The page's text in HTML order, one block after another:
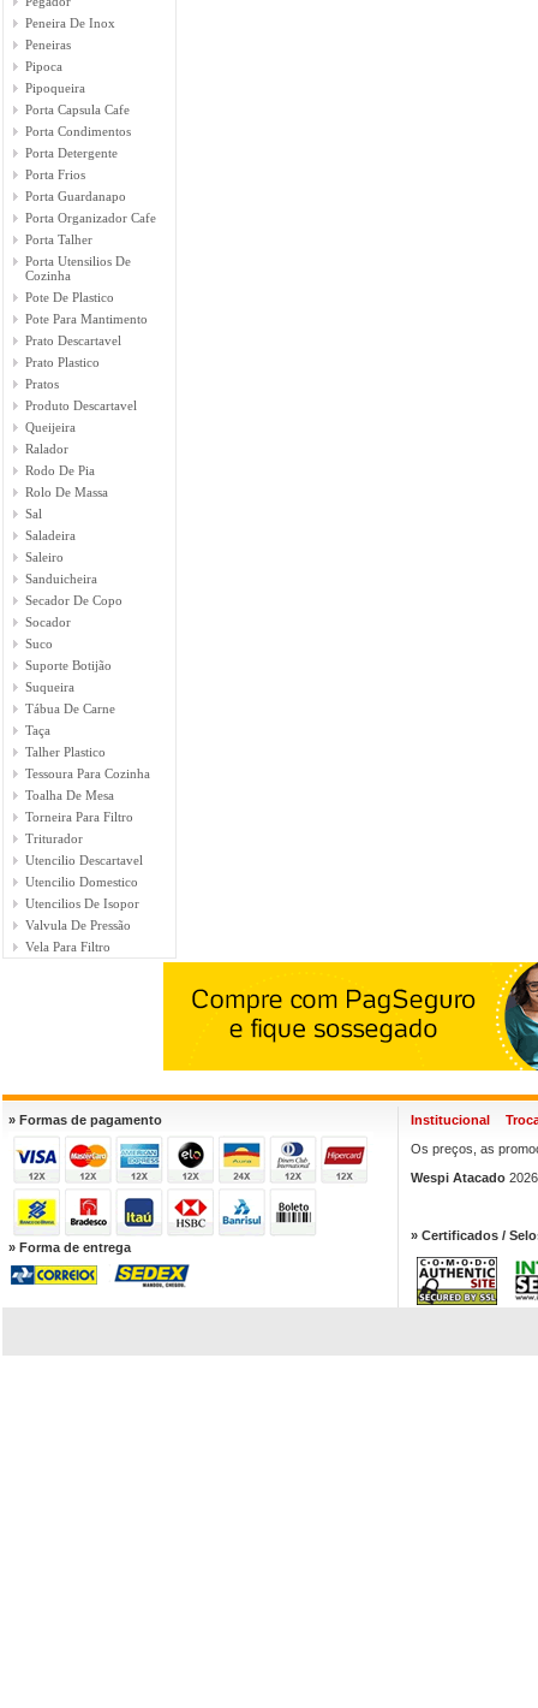
Peneira De Inox
Peneiras
Pipoca
Pipoqueira
Porta Capsula Cafe
Porta Condimentos
Porta Detergente
Porta Frios
Porta Guardanapo
Porta Organizador Cafe
Porta Talher
Porta Utensilios De
Cozinha
Pote De Plastico
Pote Para Mantimento
Prato Descartavel
Prato Plastico
Pratos
Produto Descartavel
Queijeira
Ralador
Rodo De Pia
Rolo De Massa
Sal
Saladeira
Saleiro
Sanduicheira
Secador De Copo
Socador
Suco
Suporte Botijão
Suqueira
Tábua De Carne
Taça
Talher Plastico
Tessoura Para Cozinha
Toalha De Mesa
Torneira Para Filtro
Triturador
Utencilio Descartavel
Utencilio Domestico
Utencilios De Isopor
Valvula De Pressão
Vela Para Filtro
» Formas de pagamento
» Forma de entrega
Institucional
Os preços, as
Wespi Atacado
» Certificados /